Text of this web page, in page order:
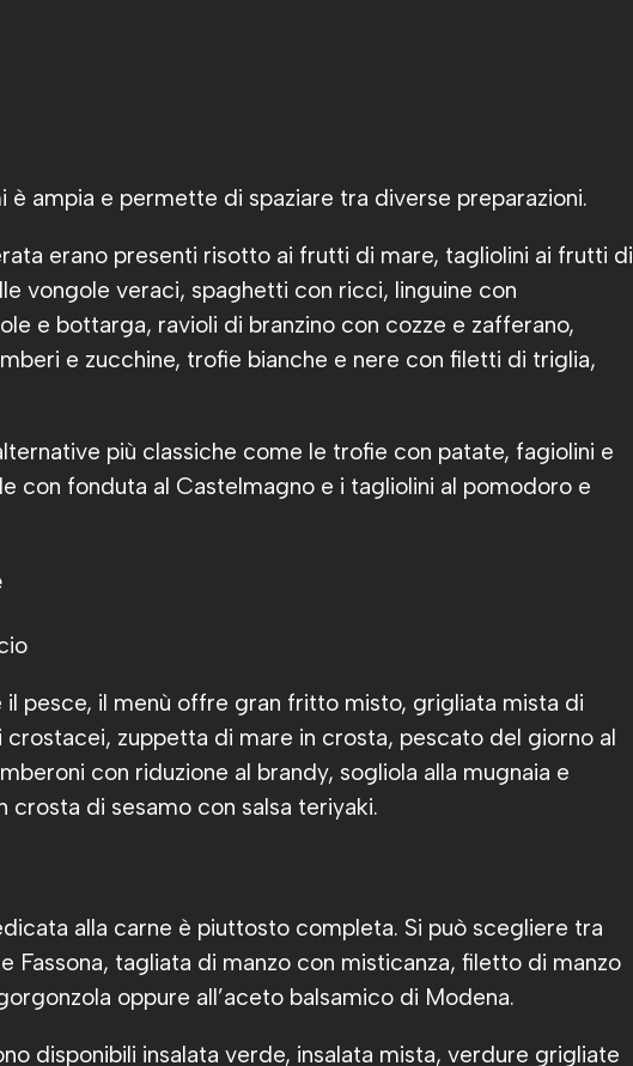
è ampia e permette di spaziare tra diverse preparazioni.
erano presenti risotto ai frutti di mare, tagliolini ai frutti di
vongole veraci, spaghetti con ricci, linguine con
e bottarga, ravioli di branzino con cozze e zafferano,
e zucchine, trofie bianche e nere con filetti di triglia,
più classiche come le trofie con patate, fagiolini e
con fonduta al Castelmagno e i tagliolini al pomodoro e
il pesce, il menù offre gran fritto misto, grigliata mista di
crostacei, zuppetta di mare in crosta, pescato del giorno al
con riduzione al brandy, sogliola alla mugnaia e
crosta di sesamo con salsa teriyaki.
alla carne è piuttosto completa. Si può scegliere tra
Fassona, tagliata di manzo con misticanza, filetto di manzo
oppure all’aceto balsamico di Modena.
disponibili insalata verde, insalata mista, verdure grigliate